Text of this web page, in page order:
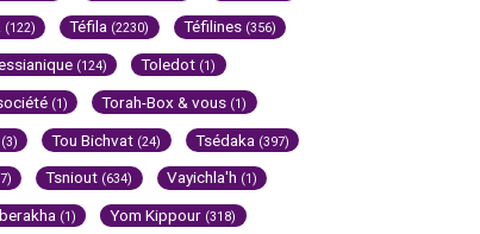
(122) Téfila (2230) Téfilines (356)
(124) Toledot (1)
(1) Torah-Box & vous (1)
(3) Tou Bichvat (24) Tsédaka (397)
Tsniout (634) Vayichla'h (1)
(1) Yom Kippour (318)